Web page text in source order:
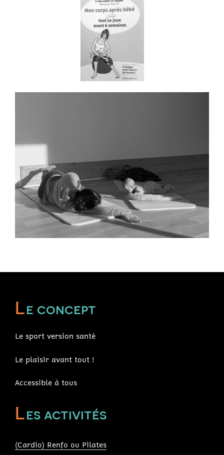
Le concept
Le sport version santé
Le plaisir avant tout !
Accessible à tous
Les activités
(Cardio) Renfo ou Pilates